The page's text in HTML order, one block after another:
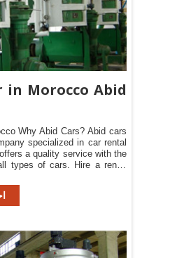
in Morocco Abid
Why Abid Cars? Abid cars
specialized in car rental
a quality service with the
types of cars. Hire a rental